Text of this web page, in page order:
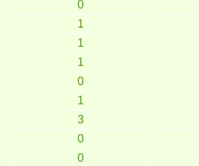
0
1
1
1
0
1
3
0
0